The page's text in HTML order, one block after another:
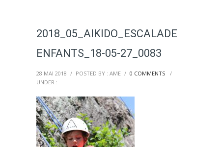
2018_05_AIKIDO_ESCALADE
ENFANTS_18-05-27_0083
28 MAI 2018 / POSTED BY : AME / 0 COMMENTS
/
UNDER :